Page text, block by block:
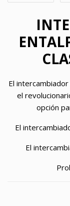
El
el
opción
El
El